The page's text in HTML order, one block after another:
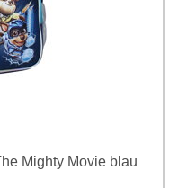
Mighty Movie blau